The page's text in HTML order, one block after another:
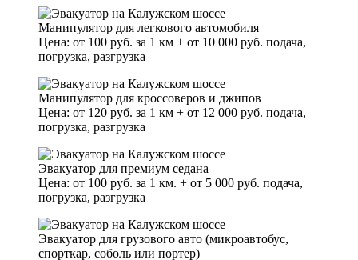
Манипулятор для легкового автомобиля
Цена: от 100 руб. за 1 км + от 10 000 руб. подача,
погрузка, разгрузка
Манипулятор для кроссоверов и джипов
Цена: от 120 руб. за 1 км + от 12 000 руб. подача,
погрузка, разгрузка
Эвакуатор для премиум седана
Цена: от 100 руб. за 1 км. + от 5 000 руб. подача,
погрузка, разгрузка
Эвакуатор для грузового авто (микроавтобус,
спорткар, соболь или портер)